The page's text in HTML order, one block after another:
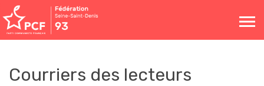
Toggle
navigation
Courriers des lecteurs